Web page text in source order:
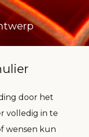
door het
volledig in te
wensen kun